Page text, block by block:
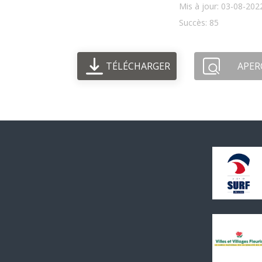
Mis à jour: 03-08-
Succès: 85
TÉLÉCHARGER